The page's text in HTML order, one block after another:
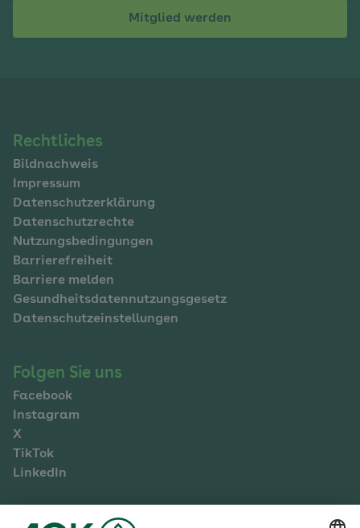
Mitglied werden
Navigation
im
Fußbereich
Rechtliches
Bildnachweis
Impressum
Datenschutzerklärung
Datenschutzrechte
Nutzungsbedingungen
Barrierefreiheit
Barriere melden
Gesundheitsdatennutzungsgesetz
Datenschutzeinstellungen
Folgen Sie uns
Facebook
Instagram
X
TikTok
LinkedIn